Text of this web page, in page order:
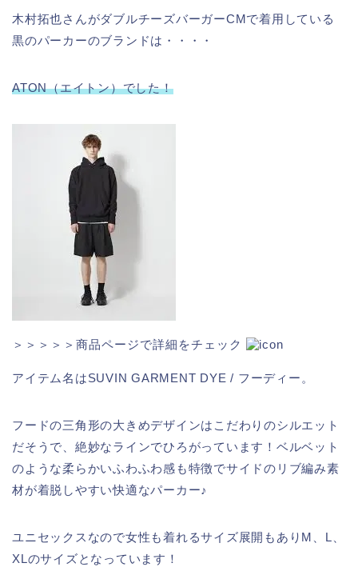
木村拓也さんがダブルチーズバーガーCMで着用している
黒のパーカーのブランドは・・・・
ATON（エイトン）でした！
＞＞＞＞＞商品ページで詳細をチェック
アイテム名はSUVIN GARMENT DYE / フーディー。
フードの三角形の大きめデザインはこだわりのシルエット
だそうで、絶妙なラインでひろがっています！ベルベット
のような柔らかいふわふわ感も特徴でサイドのリブ編み素
材が着脱しやすい快適なパーカー♪
ユニセックスなので女性も着れるサイズ展開もありM、L、
XLのサイズとなっています！